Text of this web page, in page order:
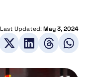
Last Updated:May 3, 2024